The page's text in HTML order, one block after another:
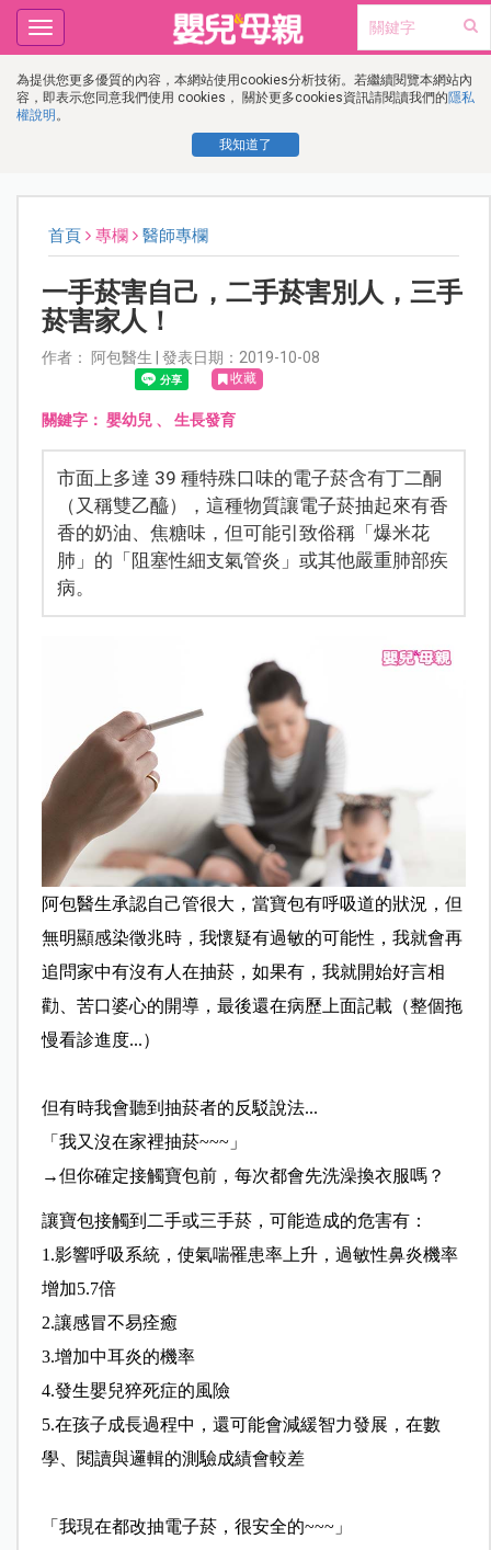
為提供您更多優質的內容，本網站使用cookies分析技術。若繼續閱覽本網站內
容，即表示您同意我們使用 cookies， 關於更多cookies資訊請閱讀我們的隱私
權說明 。
我知道了
Toggle
navigation
首頁 專欄 醫師專欄
一手菸害自己，二手菸害別人，三手
菸害家人！
作者： 阿包醫生 | 發表日期：2019-10-08
收藏
關鍵字： 嬰幼兒、 生長發育
市面上多達 39 種特殊口味的電子菸含有丁二酮
（又稱雙乙醯），這種物質讓電子菸抽起來有香
香的奶油、焦糖味，但可能引致俗稱「爆米花
肺」的「阻塞性細支氣管炎」或其他嚴重肺部疾
病。
阿包醫生承認自己管很大，當寶包有呼吸道的狀況，但
無明顯感染徵兆時，我懷疑有過敏的可能性，我就會再
追問家中有沒有人在抽菸，如果有，我就開始好言相
勸、苦口婆心的開導，最後還在病歷上面記載（整個拖
慢看診進度...）
但有時我會聽到抽菸者的反駁說法...
「我又沒在家裡抽菸~~~」
→但你確定接觸寶包前，每次都會先洗澡換衣服嗎？
讓寶包接觸到二手或三手菸，可能造成的危害有：
1.影響呼吸系統，使氣喘罹患率上升，過敏性鼻炎機率
增加5.7倍
2.讓感冒不易痊癒
3.增加中耳炎的機率
4.發生嬰兒猝死症的風險
5.在孩子成長過程中，還可能會減緩智力發展，在數
學、閱讀與邏輯的測驗成績會較差
「我現在都改抽電子菸，很安全的~~~」